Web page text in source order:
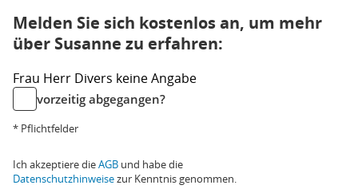
Melden Sie sich kostenlos an, um mehr
über Susanne zu erfahren:
Frau Herr Divers keine Angabe
vorzeitig abgegangen?
* Pflichtfelder
Ich akzeptiere dieAGB und habe die
Datenschutzhinweisezur Kenntnis genommen.